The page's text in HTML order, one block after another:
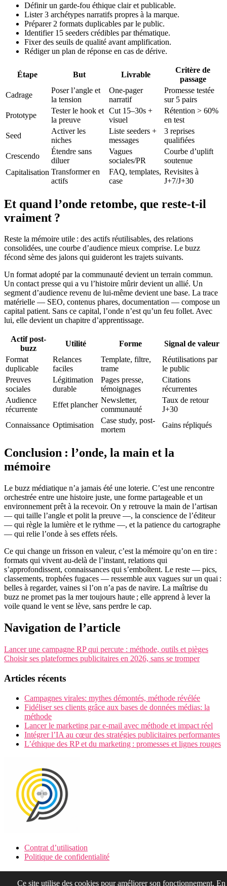
Définir un garde-fou éthique clair et publicable.
Lister 3 archétypes narratifs propres à la marque.
Préparer 2 formats duplicables par le public.
Identifier 15 seeders crédibles par thématique.
Fixer des seuils de qualité avant amplification.
Rédiger un plan de réponse en cas de dérive.
Étape But Livrable
Critère de
passage
Cadrage
Poser l’angle et
la tension
One-pager
narratif
Promesse testée
sur 5 pairs
Prototype
Tester le hook et
la preuve
Cut 15–30s +
visuel
Rétention > 60%
en test
Seed
Activer les
niches
Liste seeders +
messages
3 reprises
qualifiées
Crescendo
Étendre sans
diluer
Vagues
sociales/PR
Courbe d’uplift
soutenue
Capitalisation Transformer en
actifs
FAQ, templates,
case
Revisites à
J+7/J+30
Et quand l’onde retombe, que reste-t-il
vraiment ?
Reste la mémoire utile : des actifs réutilisables, des relations
consolidées, une courbe d’audience mieux comprise. Le buzz
fécond sème des jalons qui guideront les trajets suivants.
Un format adopté par la communauté devient un terrain commun.
Un contact presse qui a vu l’histoire mûrir devient un allié. Un
segment d’audience revenu de lui-même devient une base. La trace
matérielle — SEO, contenus phares, documentation — compose un
capital patient. Sans ce capital, l’onde n’est qu’un feu follet. Avec
lui, elle devient un chapitre d’apprentissage.
Actif post-
buzz
Utilité Forme
Signal de valeur
Format
duplicable
Relances
faciles
Template, filtre,
trame
Réutilisations par
le public
Preuves
sociales
Légitimation
durable
Pages presse,
témoignages
Citations
récurrentes
Audience
récurrente
Effet plancher
Newsletter,
communauté
Taux de retour
J+30
Connaissance Optimisation
Case study, post-
mortem
Gains répliqués
Conclusion : l’onde, la main et la
mémoire
Le buzz médiatique n’a jamais été une loterie. C’est une rencontre
orchestrée entre une histoire juste, une forme partageable et un
environnement prêt à la recevoir. On y retrouve la main de l’artisan
— qui taille l’angle et polit la preuve —, la conscience de l’éditeur
— qui règle la lumière et le rythme —, et la patience du cartographe
— qui relie l’onde à ses effets réels.
Ce qui change un frisson en valeur, c’est la mémoire qu’on en tire :
formats qui vivent au-delà de l’instant, relations qui
s’approfondissent, connaissances qui s’emboîtent. Le reste — pics,
classements, trophées fugaces — ressemble aux vagues sur un quai :
belles à regarder, vaines si l’on n’a pas de navire. La maîtrise du
buzz ne promet pas la mer toujours haute ; elle apprend à lever la
voile quand le vent se lève, sans perdre le cap.
Navigation de l’article
Lancer une campagne RP qui percute : méthode, outils et pièges
Choisir ses plateformes publicitaires en 2026, sans se tromper
Articles récents
Campagnes virales: mythes démontés, méthode révélée
Fidéliser ses clients grâce aux bases de données médias: la
méthode
Lancer le marketing par e-mail avec méthode et impact réel
Intégrer l’IA au cœur des stratégies publicitaires performantes
L’éthique des RP et du marketing : promesses et lignes rouges
Contrat d’utilisation
Politique de confidentialité
Plan du site
Relations
Ce site utilise des cookies pour améliorer son fonctionnement. En